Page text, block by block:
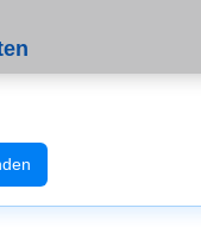
Diagnose und
– schnell,
Fahrzeug (inkl. E-